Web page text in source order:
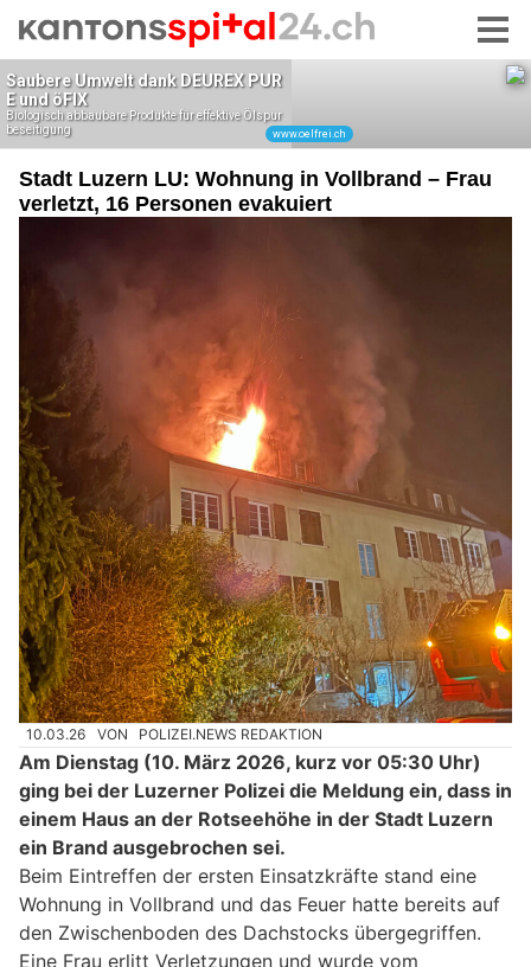
Stadt Luzern LU: Wohnung in Vollbrand – Frau
verletzt, 16 Personen evakuiert
10.03.26 VON POLIZEI.NEWS REDAKTION
Am Dienstag (10. März 2026, kurz vor 05:30 Uhr)
ging bei der Luzerner Polizei die Meldung ein, dass in
einem Haus an der Rotseehöhe in der Stadt Luzern
ein Brand ausgebrochen sei.
Beim Eintreffen der ersten Einsatzkräfte stand eine
Wohnung in Vollbrand und das Feuer hatte bereits auf
den Zwischenboden des Dachstocks übergegriffen.
Eine Frau erlitt Verletzungen und wurde vom